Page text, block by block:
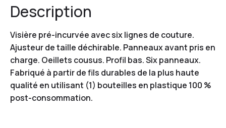
Description
Visière pré-incurvée avec six lignes de couture.
Ajusteur de taille déchirable. Panneaux avant pris en
charge. Oeillets cousus. Profil bas. Six panneaux.
Fabriqué à partir de fils durables de la plus haute
qualité en utilisant (1) bouteilles en plastique 100 %
post-consommation.